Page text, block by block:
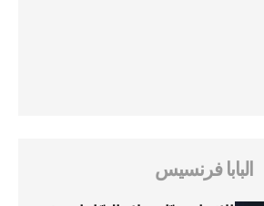
البابا فرنسيس